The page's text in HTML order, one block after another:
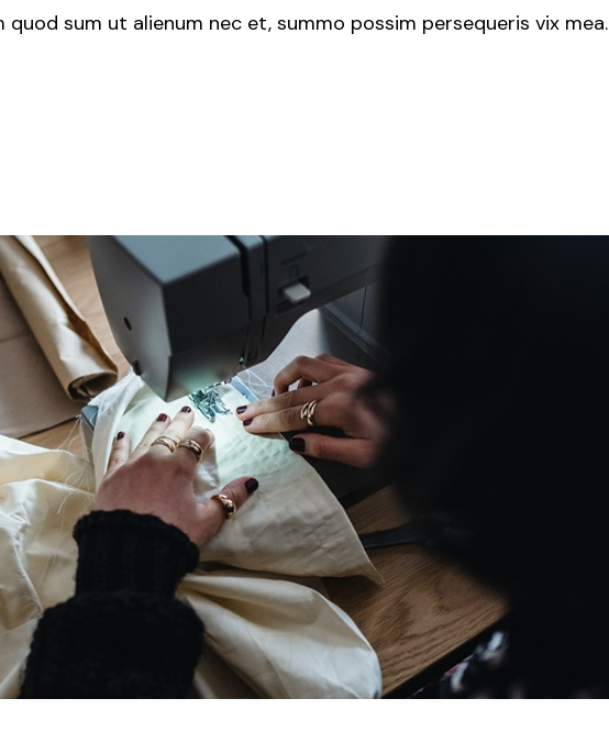
sum ut alienum nec et, summo possim persequeris vix mea.